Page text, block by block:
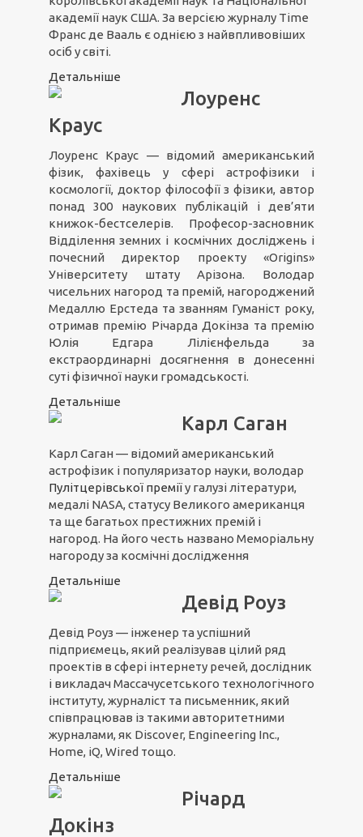
академії наук США. За версією журналу Time
Франс де Вааль є однією з найвпливовіших
осіб у світі.
Детальніше
Лоуренс
Краус
Лоуренс Краус — відомий американський
фізик, фахівець у сфері астрофізики і
космології, доктор філософії з фізики, автор
понад 300 наукових публікацій і дев’яти
книжок-бестселерів. Професор-засновник
Відділення земних і космічних досліджень і
почесний директор проекту «Origins»
Університету штату Арізона. Володар
чисельних нагород та премій, нагороджений
Медаллю Ерстеда та званням Гуманіст року,
отримав премію Річарда Докінза та премію
Юлія Едгара Лілієнфельда за
екстраординарні досягнення в донесенні
суті фізичної науки громадськості.
Детальніше
Карл Саган
Карл Саган — відомий американський
астрофізик і популяризатор науки, володар
Пулітцерівської преміїу галузі літератури,
медалі NASA, статусу Великого американця
та ще багатьох престижних премій і
нагород. На його честь названо Меморіальну
нагороду за космічні дослідження
Детальніше
Девід Роуз
Девід Роуз — інженер та успішний
підприємець, який реалізував цілий ряд
проектів в сфері інтернету речей, дослідник
і викладач Массачусетського технологічного
інституту, журналіст та письменник, який
співпрацював із такими авторитетними
журналами, як Discover, Engineering Inc.,
Home, iQ, Wired тощо.
Детальніше
Річард
Докінз